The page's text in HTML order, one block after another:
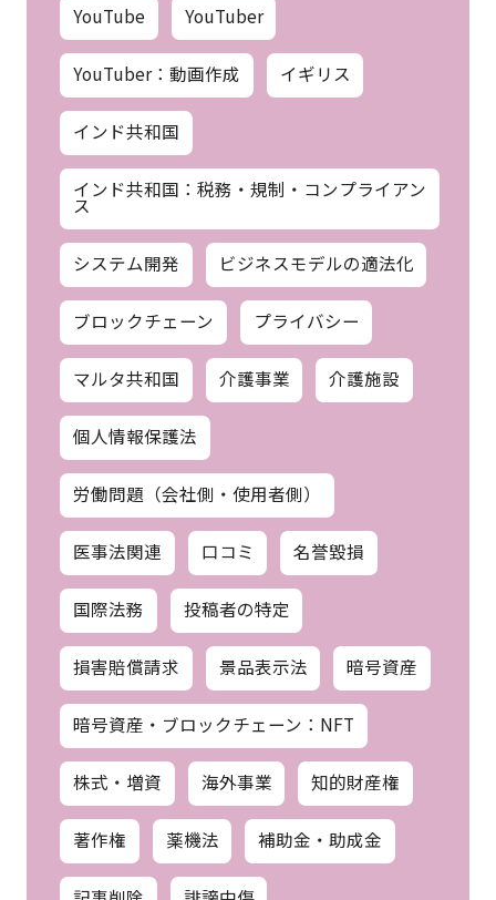
YouTube YouTuber
YouTuber：動画作成 イギリス
インド共和国
インド共和国：税務・規制・コンプライアン
ス
システム開発 ビジネスモデルの適法化
ブロックチェーン プライバシー
マルタ共和国 介護事業 介護施設
個人情報保護法
労働問題（会社側・使用者側）
医事法関連 口コミ 名誉毀損
国際法務 投稿者の特定
損害賠償請求 景品表示法 暗号資産
暗号資産・ブロックチェーン：NFT
株式・増資 海外事業 知的財産権
著作権 薬機法 補助金・助成金